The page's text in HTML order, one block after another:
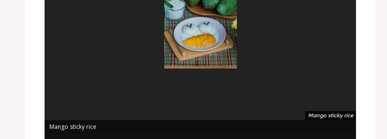
Ruang Meeting
Playground Anak
Katering Magelang
Katering Magelang
Nasi Box
Mango sticky rice
Mango sticky rice